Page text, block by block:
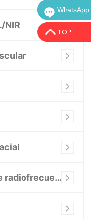
NIR
Máquina de microagujas de radiofrecuencia
WhatsApp
TOP